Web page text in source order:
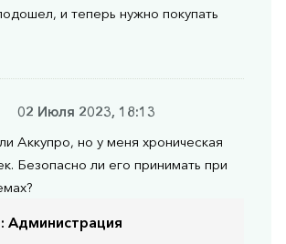
и теперь нужно покупать
02 Июля 2023, 18:13
Аккупро, но у меня хроническая
Безопасно ли его принимать при
Администрация